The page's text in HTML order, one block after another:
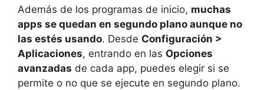
Además de los programas de inicio, muchas
apps se quedan en segundo plano aunque no
las estés usando. Desde Configuración >
Aplicaciones, entrando en las Opciones
avanzadas de cada app, puedes elegir si se
permite o no que se ejecute en segundo plano.